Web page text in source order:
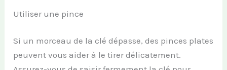
Utiliser une pince
Si un morceau de la clé dépasse, des pinces plates
peuvent vous aider à le tirer délicatement.